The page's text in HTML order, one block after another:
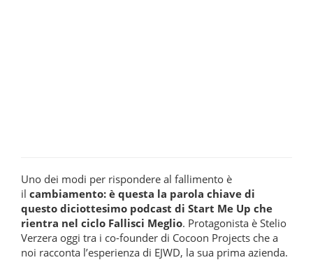
Uno dei modi per rispondere al fallimento è
il cambiamento: è questa la parola chiave di
questo diciottesimo podcast di Start Me Up che
rientra nel ciclo Fallisci Meglio. Protagonista è Stelio
Verzera oggi tra i co-founder di Cocoon Projects che a
noi racconta l’esperienza di EJWD, la sua prima azienda.